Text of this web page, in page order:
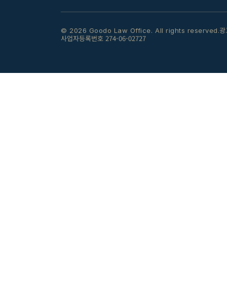
© 2026 Goodo Law Office. All rights reserved.
사업자등록번호 274-06-02727